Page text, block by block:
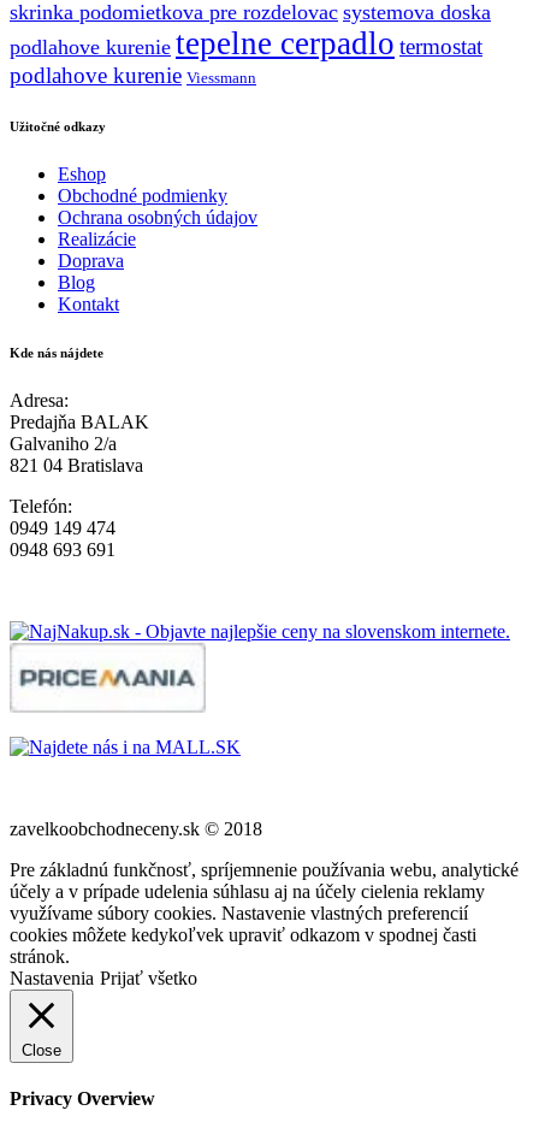
skrinka podomietkova pre rozdelovac systemova doska
podlahove kurenie tepelne cerpadlo termostat
podlahove kurenie Viessmann
Užitočné odkazy
Eshop
Obchodné podmienky
Ochrana osobných údajov
Realizácie
Doprava
Blog
Kontakt
Kde nás nájdete
Adresa:
Predajňa BALAK
Galvaniho 2/a
821 04 Bratislava
Telefón:
0949 149 474
0948 693 691
zavelkoobchodneceny.sk © 2018
Pre základnú funkčnosť, spríjemnenie používania webu, analytické
účely a v prípade udelenia súhlasu aj na účely cielenia reklamy
využívame súbory cookies. Nastavenie vlastných preferencií
cookies môžete kedykoľvek upraviť odkazom v spodnej časti
stránok.
Nastavenia Prijať všetko
Close
Privacy Overview